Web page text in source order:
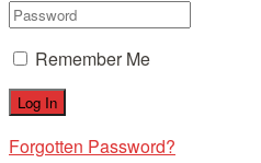
Remember Me
Forgotten Password?